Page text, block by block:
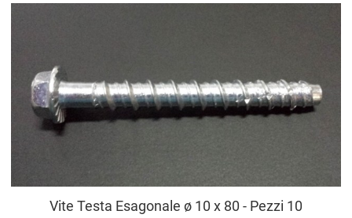
Vite Testa Esagonale ø 10 x 80 - Pezzi 10